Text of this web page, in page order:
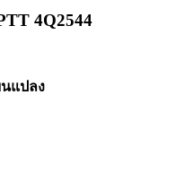
4Q2544
นแปลง